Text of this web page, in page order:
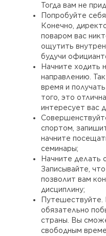
Тогда вам не
Попробуйте
Конечно,
поваром вас
ощутить
будучи
Начните ходить
направлению.
время и
того, это
интересует вас
спортом,
начните
семинары;
Начните делать
Записывайте,
позволит вам
дисциплину;
Путешествуйте.
обязательно
страны. Вы
свободным